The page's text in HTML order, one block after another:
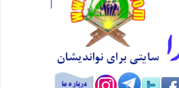
روی اجناسی که در معرض دید مشتری می گذارید،
حوصله به خرج دهید و اگر چیزی را نپسندید، بد
را برای مشتری خود باز بگذارید)
برای نشان دادن صداقتش قسم بخورد.
در معرض دید مشتری قرار دهید.